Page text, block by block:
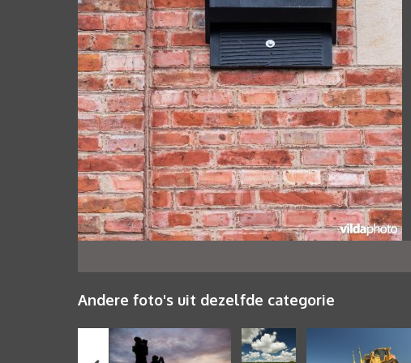
Andere foto's uit dezelfde categorie